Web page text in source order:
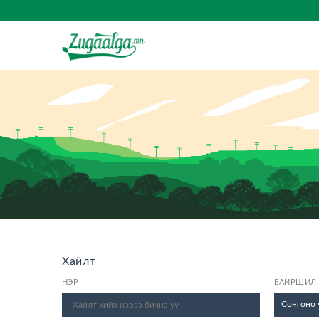
Хайлт
НЭР БАЙРШИЛ
Сонгоно